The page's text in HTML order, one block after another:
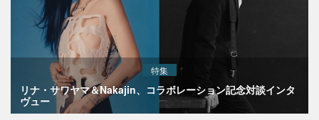
特集
リナ・サワヤマ＆Nakajin、コラボレーション記念対談インタ
ヴュー